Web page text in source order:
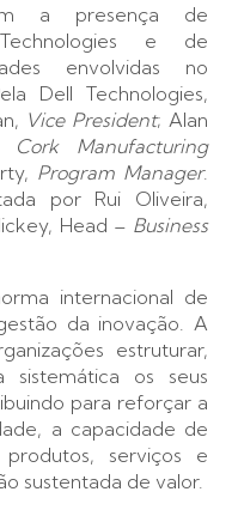
a presença de
e de
envolvidas no
Dell Technologies,
Vice President; Alan
Cork Manufacturing
Program Manager.
por Rui Oliveira,
Head – Business
internacional de
da inovação. A
estruturar,
os seus
para reforçar a
a capacidade de
serviços e
sustentada de valor.